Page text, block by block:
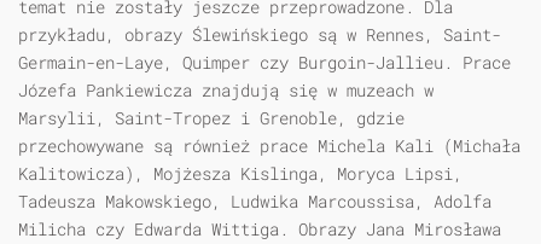
temat nie zostały jeszcze przeprowadzone. Dla
przykładu, obrazy Ślewińskiego są w Rennes, Saint-
Germain-en-Laye, Quimper czy Burgoin-Jallieu. Prace
Józefa Pankiewicza znajdują się w muzeach w
Marsylii, Saint-Tropez i Grenoble, gdzie
przechowywane są również prace Michela Kali (Michała
Kalitowicza), Mojżesza Kislinga, Moryca Lipsi,
Tadeusza Makowskiego, Ludwika Marcoussisa, Adolfa
Milicha czy Edwarda Wittiga. Obrazy Jana Mirosława